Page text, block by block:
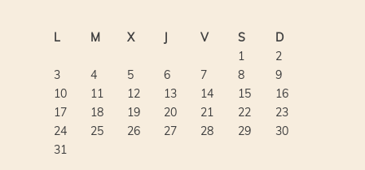
L M X J V S
D
1
2
3
4 5 6 7 8
9
10
11 12 13 14 15
16
17
18 19 20 21 22
23
24
25 26 27 28 29
30
31